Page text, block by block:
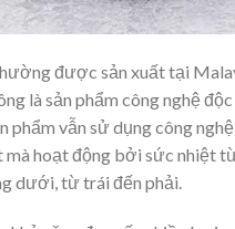
được sản xuất tại
là sản phẩm công nghệ
phẩm vẫn sử dụng công
hoạt động bởi sức nhiệt
dưới, từ trái đến phải.